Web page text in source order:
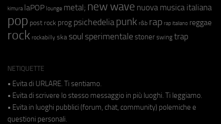
kimura laPOP lounge metal; new wave nuova musica italiana
pop post rock prog psichedeliapunk r&b rap rap italiano reggae
rock rockabilly ska soul sperimentale stoner swing trap
NETIQUETTE
• Evita di URLARE. Ti sentiamo.
• Evita di scrivere lo stesso messaggio in più luoghi. Ti leggiamo.
• Evita in luoghi pubblici (forum, chat, community) polemiche e
questioni personali.